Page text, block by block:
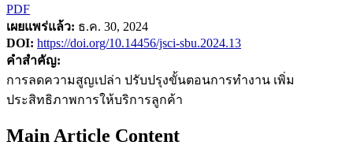
PDF
เผยแพร่แล้ว: ธ.ค. 30, 2024
DOI: https://doi.org/10.14456/jsci-sbu.2024.13
คำสำคัญ:
การลดความสูญเปล่า ปรับปรุงขั้นตอนการทำงาน เพิ่ม
ประสิทธิภาพการให้บริการลูกค้า
Main Article Content